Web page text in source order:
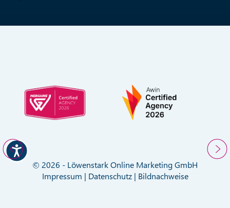
© 2026 - Löwenstark Online Marketing GmbH
Impressum | Datenschutz| Bildnachweise